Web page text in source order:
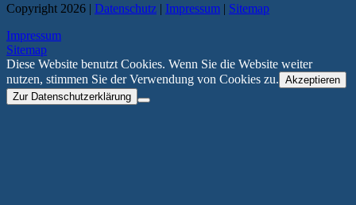
Copyright 2026 | Datenschutz | Impressum | Sitemap
Impressum
Sitemap
Diese Website benutzt Cookies. Wenn Sie die Website weiter
nutzen, stimmen Sie der Verwendung von Cookies zu. Akzeptieren
Zur Datenschutzerklärung